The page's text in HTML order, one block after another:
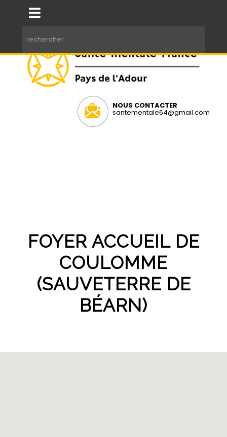
NOUS CONTACTER
santementale64@gmail.com
FOYER ACCUEIL DE
COULOMME
(SAUVETERRE DE
BÉARN)